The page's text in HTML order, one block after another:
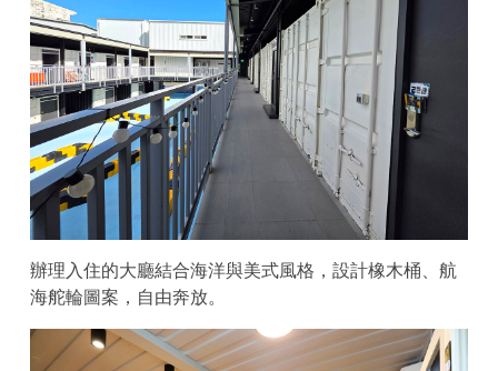
辦理入住的大廳結合海洋與美式風格，設計橡木桶、航
海舵輪圖案，自由奔放。